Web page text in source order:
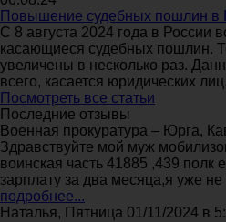
Повышение судебных пошлин в
С 8 августа 2024 года в России
касающиеся судебных пошлин.
увеличены в несколько раз.
всего, касается юридических
Посмотреть все статьи
Последние отзывы
Военная прокуратура – Юрга,
Здравствуйте мой муж
воинская часть 41885 ,439
зарплату за два месяца,я уже не
подробнее...
Наталья, Пятница 01/11/2024 в